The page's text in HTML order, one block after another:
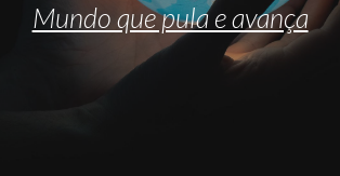
Mundo que pula e avança